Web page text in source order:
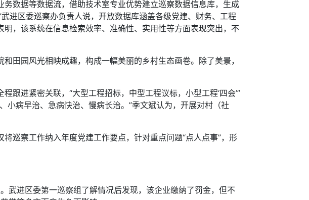
数据等数据流，借助技术室专业优势建立巡察数据信息库，生成
进区委巡察办负责人说，开放数据库涵盖各级党建、财务、工程
，该系统在信息检索效率、准确性、实用性等方面表现突出，不
园风光相映成趣，构成一幅美丽的乡村生态画卷。除了美景，
进紧密关联，“大型工程招标，中型工程议标，小型工程‘四会’”
病早治、急病快治、慢病长治。”季文斌认为，开展对村（社
察工作纳入年度党建工作要点，针对重点问题“点人点事”，形
进区委第一巡察组了解情况后发现，该企业缴纳了罚金，但不